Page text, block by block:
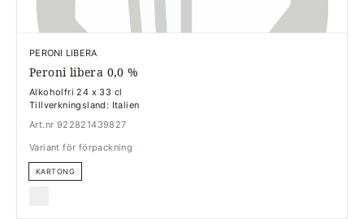
PERONI LIBERA
Peroni libera 0,0 %
Alkoholfri 24 x 33 cl
Tillverkningsland: Italien
Art.nr 922821439827
Variant för förpackning
KARTONG